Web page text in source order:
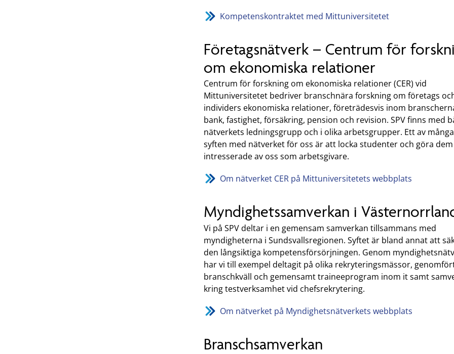
Kompetenskontraktet med Mittuniversitetet
Företagsnätverk – Centrum för
om ekonomiska relationer
Centrum för forskning om ekonomiska relationer (CER) vid
Mittuniversitetet bedriver branschnära forskning om företags
individers ekonomiska relationer, företrädesvis inom
bank, fastighet, försäkring, pension och revision. SPV finns med
nätverkets ledningsgrupp och i olika arbetsgrupper. Ett av många
syften med nätverket för oss är att locka studenter och göra dem
intresserade av oss som arbetsgivare.
Om nätverket CER på Mittuniversitetets webbplats
Myndighetssamverkan i
Vi på SPV deltar i en gemensam samverkan tillsammans med
myndigheterna i Sundsvallsregionen. Syftet är bland annat att
den långsiktiga kompetensförsörjningen. Genom
har vi till exempel deltagit på olika rekryteringsmässor,
branschkväll och gemensamt traineeprogram inom it samt
kring testverksamhet vid chefsrekrytering.
Om nätverket på Myndighetsnätverkets webbplats
Branschsamverkan